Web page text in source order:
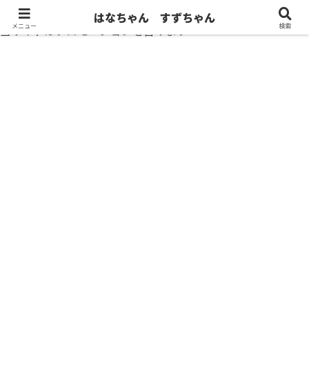
当サイトはプロモーションを含みます
メニュー
はなちゃん すずちゃん
検索